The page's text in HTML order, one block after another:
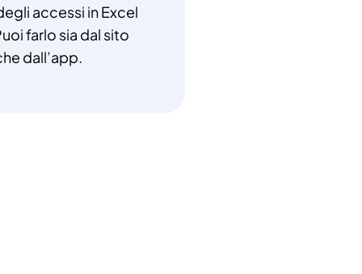
accessi in Excel
farlo sia dal sito
dall’app.